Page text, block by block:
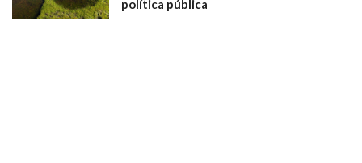
política pública